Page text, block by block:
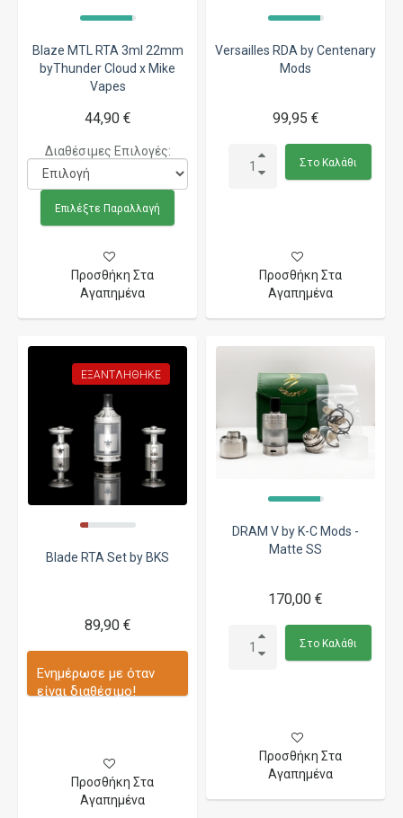
Blaze MTL RTA 3ml 22mm
byThunder Cloud x Mike
Vapes
44,90 €
Διαθέσιμες Επιλογές:
Επιλέξτε Παραλλαγή
Προσθήκη Στα
Αγαπημένα
Versailles RDA by Centenary
Mods
99,95 €
Στο Καλάθι
Προσθήκη Στα
Αγαπημένα
ΕΞΑΝΤΛΉΘΗΚΕ
Blade RTA Set by BKS
89,90 €
Ενημέρωσε με όταν
είναι διαθέσιμο!
Προσθήκη Στα
Αγαπημένα
DRAM V by K-C Mods -
Matte SS
170,00 €
Στο Καλάθι
Προσθήκη Στα
Αγαπημένα